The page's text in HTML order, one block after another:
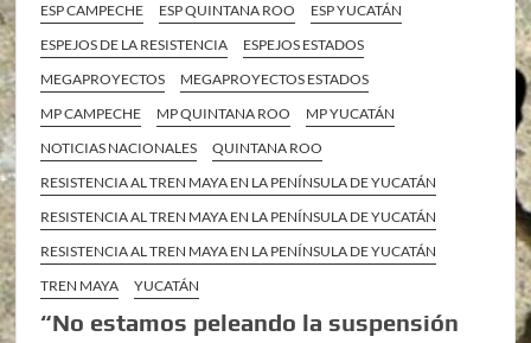
ESP CAMPECHE
ESP QUINTANA ROO
ESP YUCATÁN
ESPEJOS DE LA RESISTENCIA
ESPEJOS ESTADOS
MEGAPROYECTOS
MEGAPROYECTOS ESTADOS
MP CAMPECHE
MP QUINTANA ROO
MP YUCATÁN
NOTICIAS NACIONALES
QUINTANA ROO
RESISTENCIA AL TREN MAYA EN LA PENÍNSULA DE YUCATÁN
RESISTENCIA AL TREN MAYA EN LA PENÍNSULA DE YUCATÁN
RESISTENCIA AL TREN MAYA EN LA PENÍNSULA DE YUCATÁN
TREN MAYA
YUCATÁN
“No estamos peleando la suspensión